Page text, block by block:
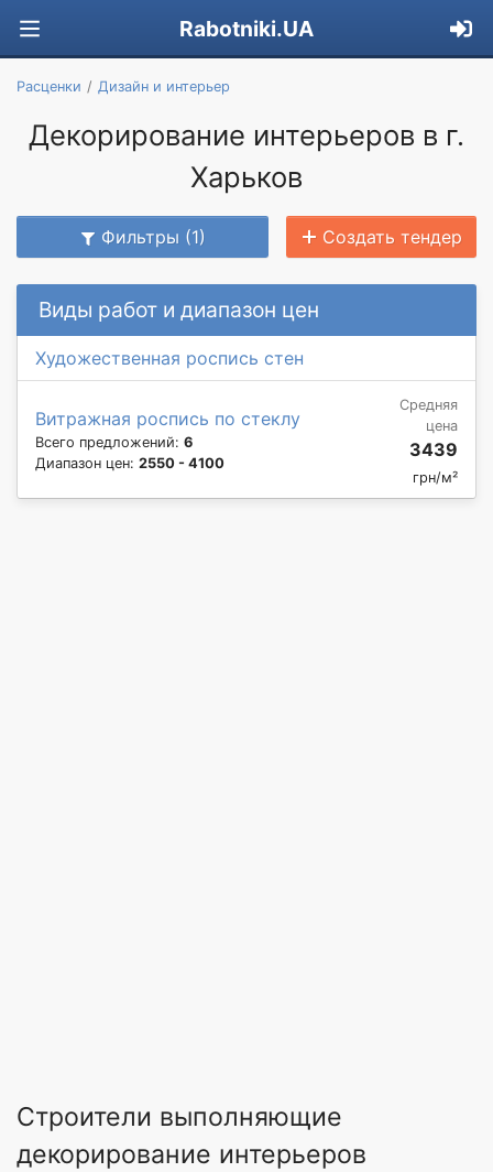
Rabotniki.UA
Расценки Дизайн и интерьер
Декорирование интерьеров в г.
Харьков
Фильтры (1) Создать тендер
Виды работ и диапазон цен
Художественная роспись стен
Витражная роспись по стеклу
Всего предложений: 6
Диапазон цен: 2550 - 4100
Средняя
цена
3439
грн/м²
Строители выполняющие
декорирование интерьеров